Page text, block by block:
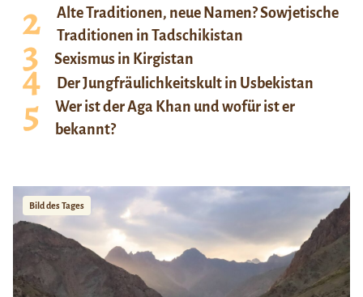
Alte Traditionen, neue Namen? Sowjetische
Traditionen in Tadschikistan
Sexismus in Kirgistan
Der Jungfräulichkeitskult in Usbekistan
Wer ist der Aga Khan und wofür ist er
bekannt?
Bild des Tages